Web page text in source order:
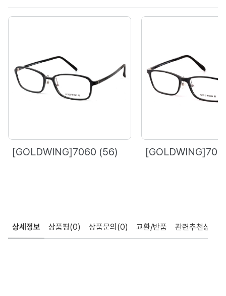
[GOLDWING]7060 (56)
상세정보 상품평(0) 상품문의 (0) 교환/반품 관련추천상품